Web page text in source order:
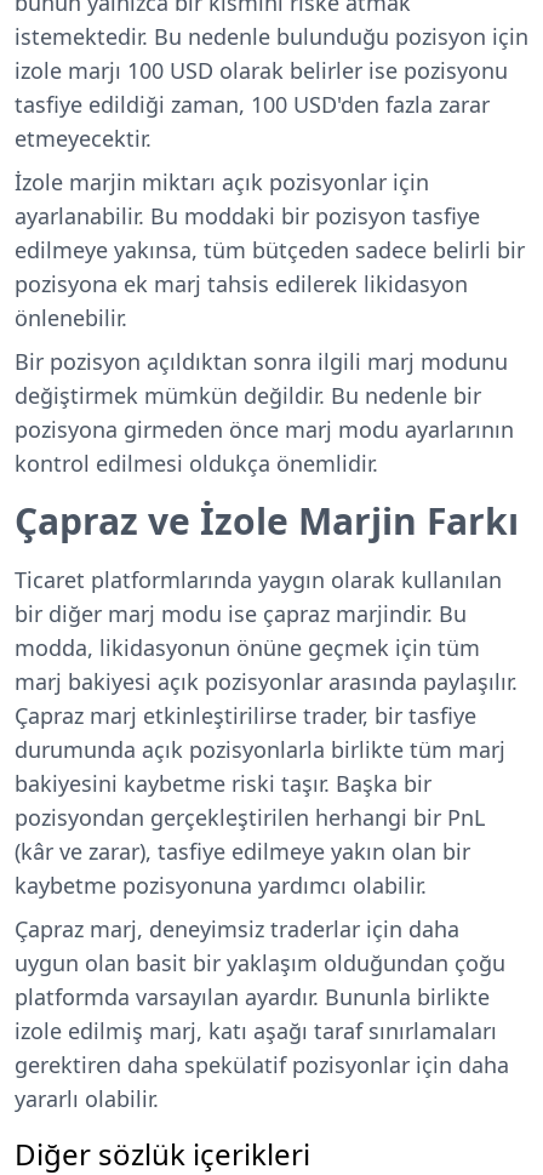
istemektedir. Bu nedenle bulunduğu pozisyon için
izole marjı 100 USD olarak belirler ise pozisyonu
tasfiye edildiği zaman, 100 USD'den fazla zarar
etmeyecektir.
İzole marjin miktarı açık pozisyonlar için
ayarlanabilir. Bu moddaki bir pozisyon tasfiye
edilmeye yakınsa, tüm bütçeden sadece belirli bir
pozisyona ek marj tahsis edilerek likidasyon
önlenebilir.
Bir pozisyon açıldıktan sonra ilgili marj modunu
değiştirmek mümkün değildir. Bu nedenle bir
pozisyona girmeden önce marj modu ayarlarının
kontrol edilmesi oldukça önemlidir.
Çapraz ve İzole Marjin Farkı
Ticaret platformlarında yaygın olarak kullanılan
bir diğer marj modu ise çapraz marjindir. Bu
modda, likidasyonun önüne geçmek için tüm
marj bakiyesi açık pozisyonlar arasında paylaşılır.
Çapraz marj etkinleştirilirse trader, bir tasfiye
durumunda açık pozisyonlarla birlikte tüm marj
bakiyesini kaybetme riski taşır. Başka bir
pozisyondan gerçekleştirilen herhangi bir PnL
(kâr ve zarar), tasfiye edilmeye yakın olan bir
kaybetme pozisyonuna yardımcı olabilir.
Çapraz marj, deneyimsiz traderlar için daha
uygun olan basit bir yaklaşım olduğundan çoğu
platformda varsayılan ayardır. Bununla birlikte
izole edilmiş marj, katı aşağı taraf sınırlamaları
gerektiren daha spekülatif pozisyonlar için daha
yararlı olabilir.
Diğer sözlük içerikleri